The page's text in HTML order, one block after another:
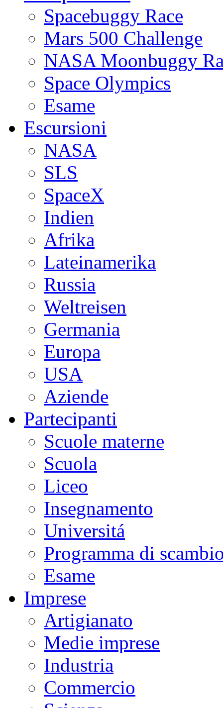
Spacebuggy Race
Mars 500 Challenge
NASA Moonbuggy
Space Olympics
Esame
Escursioni
NASA
SLS
SpaceX
Indien
Afrika
Lateinamerika
Russia
Weltreisen
Germania
Europa
USA
Aziende
Partecipanti
Scuole materne
Scuola
Liceo
Insegnamento
Universitá
Programma di
Esame
Imprese
Artigianato
Medie imprese
Industria
Commercio